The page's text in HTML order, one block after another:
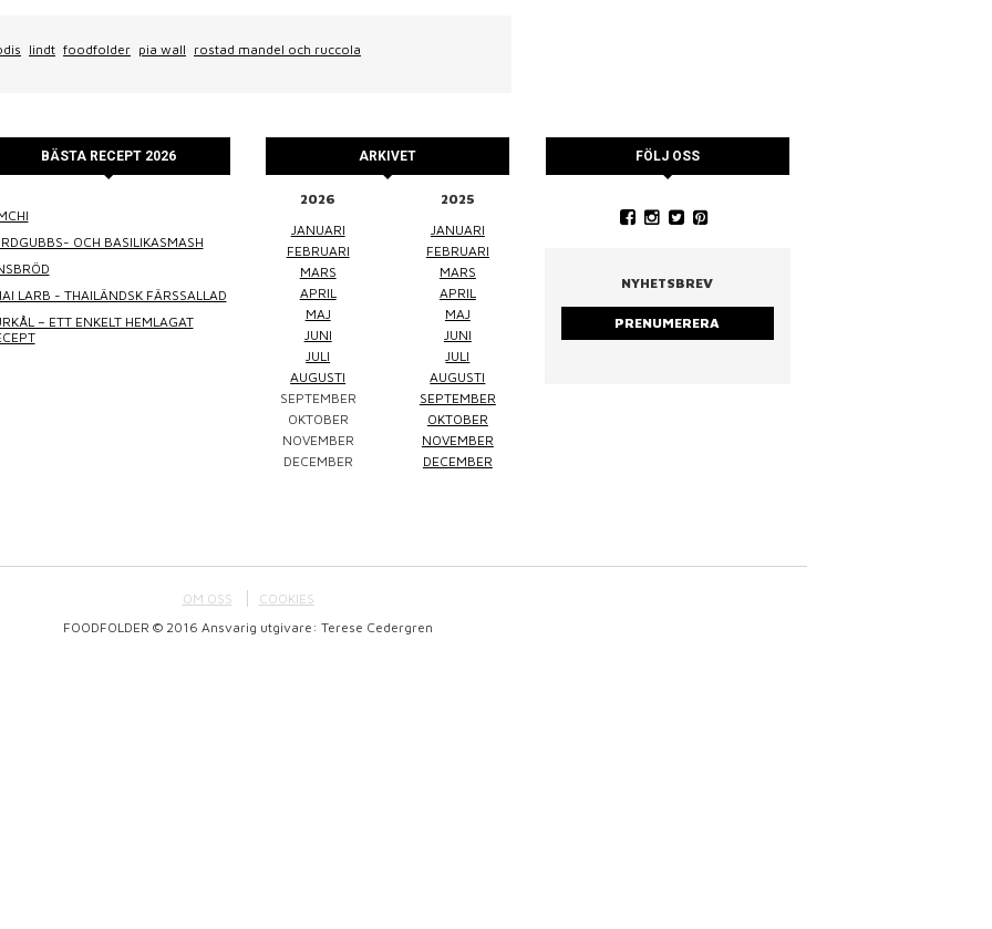
lindt foodfolder pia wall rostad mandel och ruccola
Elke Jung Pralinsystrarna
NINA CEDERHOLM
BÄSTA RECEPT 2026
OCH BASILIKASMASH
LARB - THAILÄNDSK FÄRSSALLAD
– ETT ENKELT HEMLAGAT
ARKIVET
2026
JANUARI
FEBRUARI
MARS
APRIL
MAJ
JUNI
JULI
AUGUSTI
SEPTEMBER
OKTOBER
NOVEMBER
DECEMBER
2025
JANUARI
FEBRUARI
MARS
APRIL
MAJ
JUNI
JULI
AUGUSTI
SEPTEMBER
OKTOBER
NOVEMBER
DECEMBER
FÖLJ OSS
NYHETSBREV
PRENUMERERA
OM OSS
COOKIES
FOODFOLDER © 2016 Ansvarig utgivare: Terese Cedergren